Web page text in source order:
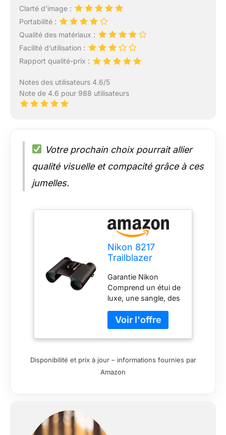
Clarté d’image :
Portabilité :
Qualité des matériaux :
Facilité d’utilisation :
Rapport qualité-prix :
Notes des utilisateurs 4.6/5
Note de 4.6 pour 988 utilisateurs
Votre prochain choix pourrait allier
qualité visuelle et compacité grâce à ces
jumelles.
Nikon 8217
Trailblazer
Chasse 8 x 25
Garantie Nikon
Comprend un étui de
luxe, une sangle, des
boîte.
Disponibilité et prix à jour – informations fournies par
Amazon